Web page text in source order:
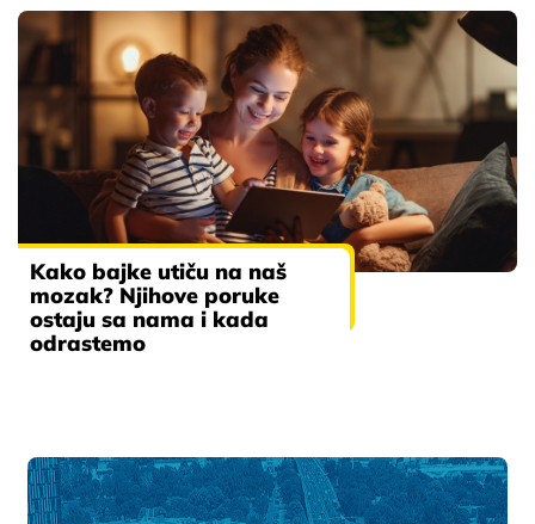
Kako bajke utiču na naš
mozak? Njihove poruke
ostaju sa nama i kada
odrastemo